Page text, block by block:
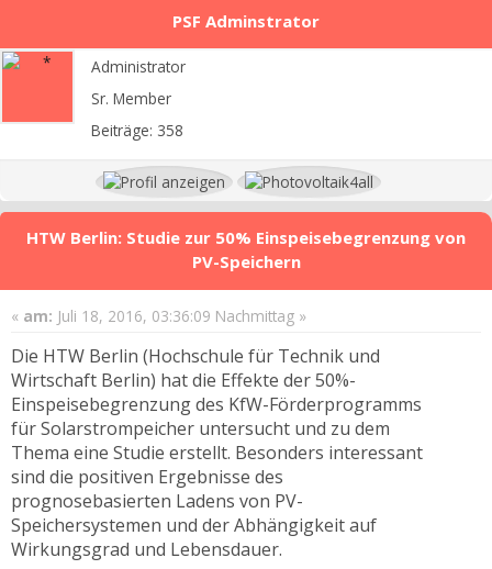
PSF Adminstrator
Administrator
Sr. Member
Beiträge: 358
HTW Berlin: Studie zur 50% Einspeisebegrenzung von
PV-Speichern
« am: Juli 18, 2016, 03:36:09 Nachmittag »
Die HTW Berlin (Hochschule für Technik und
Wirtschaft Berlin) hat die Effekte der 50%-
Einspeisebegrenzung des KfW-Förderprogramms
für Solarstrompeicher untersucht und zu dem
Thema eine Studie erstellt. Besonders interessant
sind die positiven Ergebnisse des
prognosebasierten Ladens von PV-
Speichersystemen und der Abhängigkeit auf
Wirkungsgrad und Lebensdauer.